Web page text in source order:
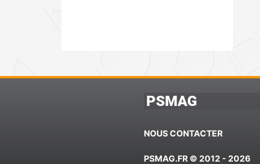
PSMAG
NOUS CONTACTER
PSMAG.FR © 2012 - 2026